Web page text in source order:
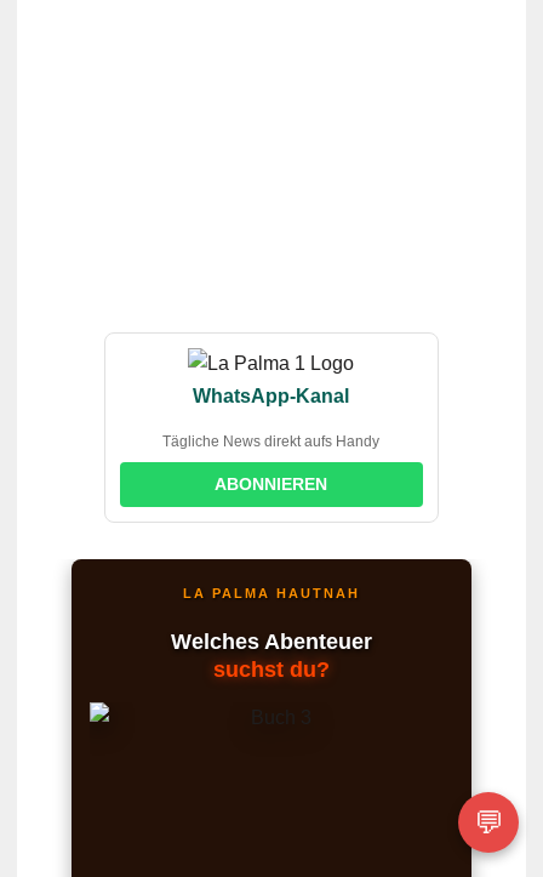
WhatsApp-Kanal
Tägliche News direkt aufs Handy
ABONNIEREN
LA PALMA HAUTNAH
Welches Abenteuer
suchst du?
💬